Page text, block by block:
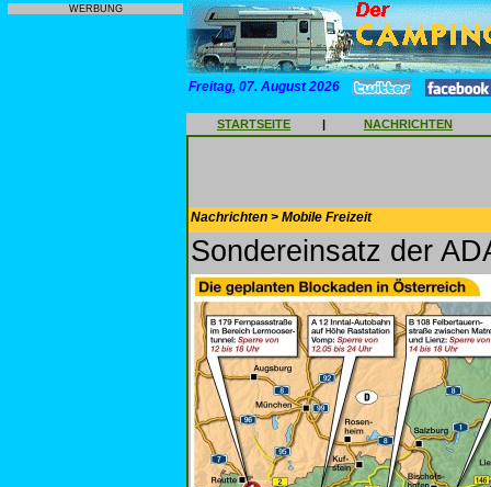
WERBUNG
Freitag, 07. August 2026
STARTSEITE | NACHRICHTEN
Nachrichten > Mobile Freizeit
Sondereinsatz der